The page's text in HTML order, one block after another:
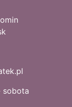
sobota